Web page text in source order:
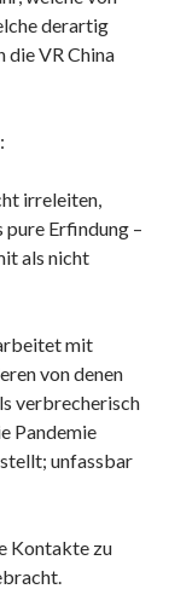
derartig
die VR China
irreleiten,
Erfindung –
als nicht
mit
von denen
verbrecherisch
Pandemie
unfassbar
Kontakte zu